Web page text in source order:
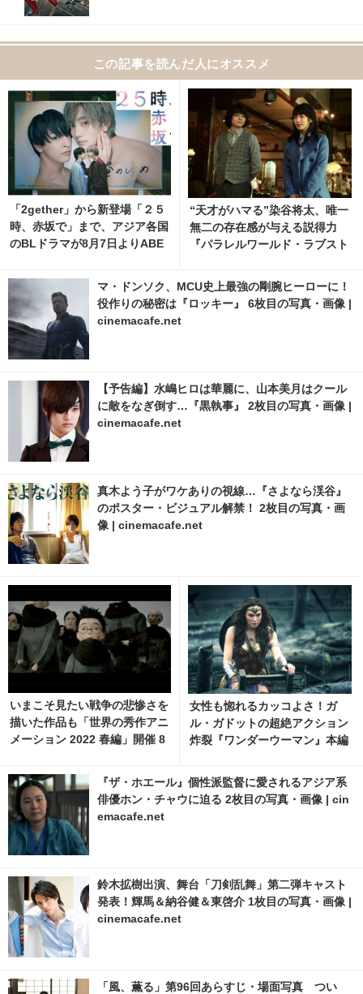
この記事を読んだ人にオススメ
「2gether」から新登場「２５
時、赤坂で」まで、アジア各国
のBLドラマが8月7日よりABE
“天才がハマる”染谷将太、唯一
無二の存在感が与える説得力
『パラレルワールド・ラブスト
cinemacafe.net
マ・ドンソク、MCU史上最強の剛腕ヒーローに！
役作りの秘密は『ロッキー』 6枚目の写真・画像 |
cinemacafe.net
【予告編】水嶋ヒロは華麗に、山本美月はクール
に敵をなぎ倒す…『黒執事』 2枚目の写真・画像 |
cinemacafe.net
真木よう子がワケありの視線…『さよなら渓谷』
のポスター・ビジュアル解禁！ 2枚目の写真・画
像 | cinemacafe.net
いまこそ見たい戦争の悲惨さを
描いた作品も「世界の秀作アニ
メーション 2022 春編」開催 8
e.net
女性も惚れるカッコよさ！ガ
ル・ガドットの超絶アクション
炸裂『ワンダーウーマン』本編
macafe.net
『ザ・ホエール』個性派監督に愛されるアジア系
俳優ホン・チャウに迫る 2枚目の写真・画像 | cin
emacafe.net
鈴木拡樹出演、舞台「刀剣乱舞」第二弾キャスト
発表！輝馬＆納谷健＆東啓介 1枚目の写真・画像 |
cinemacafe.net
「風、薫る」第96回あらすじ・場面写真 つい